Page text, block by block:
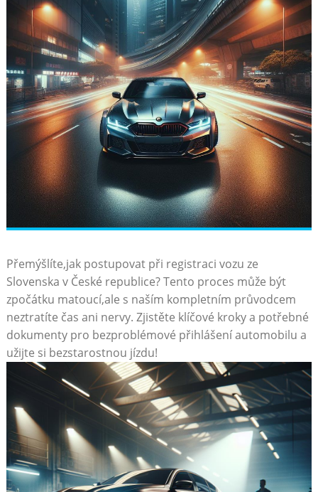
Přemýšlíte,jak postupovat ⁣při ​registraci vozu ze
Slovenska​ v České ‍republice? Tento proces může být
zpočátku matoucí,ale s naším kompletním průvodcem
neztratíte čas​ ani nervy. ⁣Zjistěte ‌klíčové ⁣kroky ‍a​ potřebné
dokumenty pro bezproblémové přihlášení ‌automobilu a⁤
užijte si bezstarostnou ​jízdu!